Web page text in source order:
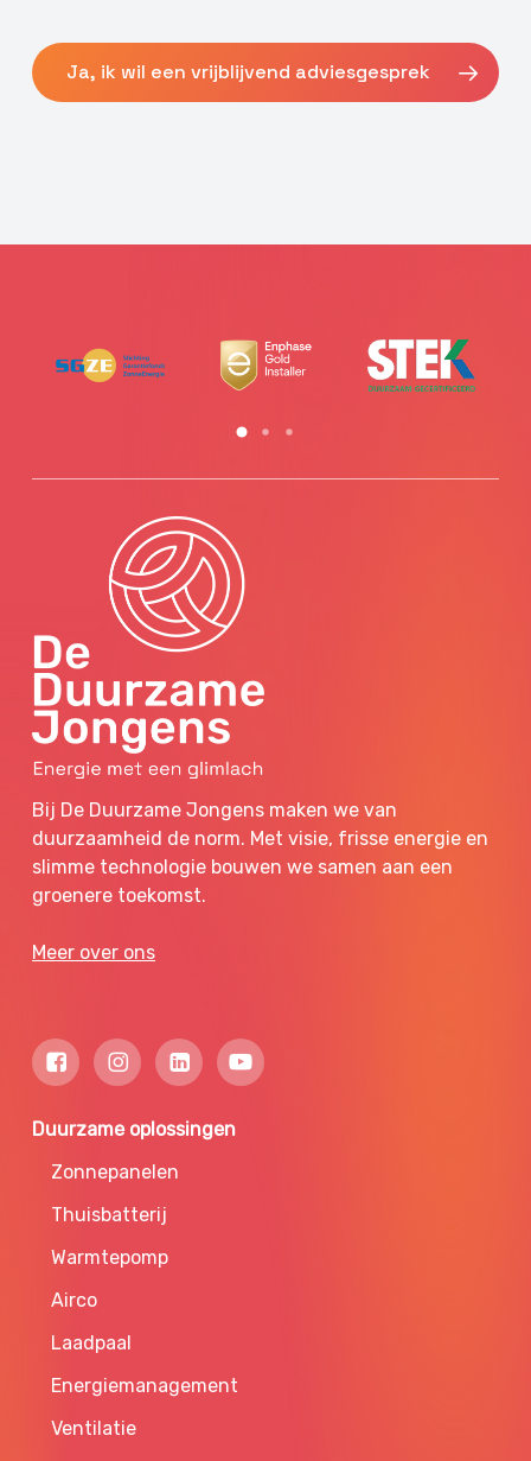
Ja, ik wil een vrijblijvend adviesgesprek
Bij De Duurzame Jongens maken we van
duurzaamheid de norm. Met visie, frisse energie en
slimme technologie bouwen we samen aan een
groenere toekomst.
Meer over ons
Duurzame oplossingen
Zonnepanelen
Thuisbatterij
Warmtepomp
Airco
Laadpaal
Energiemanagement
Ventilatie